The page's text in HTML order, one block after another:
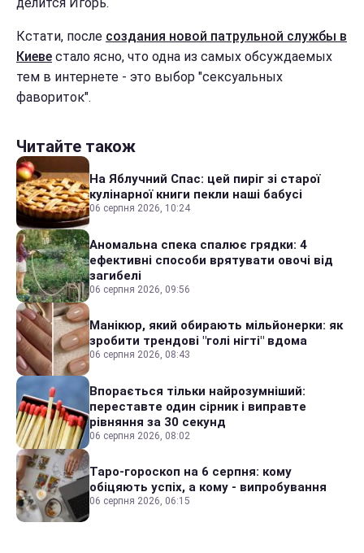
делится Игорь.
Кстати, после создания новой патрульной службы в
Киеве стало ясно, что одна из самых обсуждаемых
тем в интернете - это выбор "сексуальных
фавориток".
Читайте також
На Яблучний Спас: цей пиріг зі старої
кулінарної книги пекли наші бабусі
06 серпня 2026, 10:24
Аномальна спека спалює грядки: 4
ефективні способи врятувати овочі від
загибелі
06 серпня 2026, 09:56
Манікюр, який обирають мільйонерки: як
зробити трендові "голі нігті" вдома
06 серпня 2026, 08:43
Впорається тільки найрозумніший:
переставте один сірник і виправте
рівняння за 30 секунд
06 серпня 2026, 08:02
Таро-гороскоп на 6 серпня: кому
обіцяють успіх, а кому - випробування
06 серпня 2026, 06:15